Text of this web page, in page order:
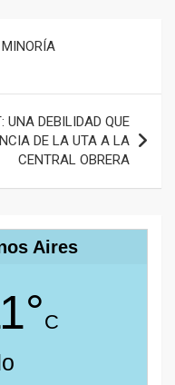
UNA DEBILIDAD QUE
DE LA UTA A LA
CENTRAL OBRERA
Aires
C